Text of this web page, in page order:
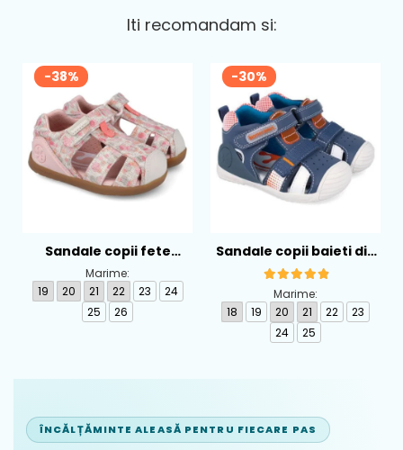
Iti recomandam si:
-38%
Sandale copii fete
calapod lat din textil
Biomecanics, Roz -
262193-A103
Marime:
19
20 21 22 23
24
25
26
-30%
Sandale copii baieti din
piele Biomecanics,
Albastru - 262124-A556
Marime:
18
19 20 21 22
23
24
25
ÎNCĂLȚĂMINTE ALEASĂ PENTRU FIECARE PAS